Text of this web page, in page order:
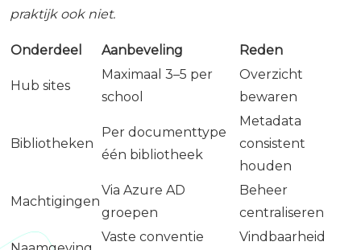
praktijk ook niet.
Onderdeel Aanbeveling Reden
Hub sites
Maximaal 3–5 per
school
Overzicht
bewaren
Bibliotheken
Per documenttype
één bibliotheek
Metadata
consistent
houden
Machtigingen
Via Azure AD
groepen
Beheer
centraliseren
Vaste conventie Vindbaarheid